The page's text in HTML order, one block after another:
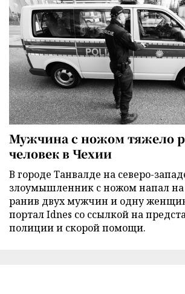
Мужчина с ножом тяжело
человек в Чехии
В городе Танвалде на северо-
злоумышленник с ножом напал
ранив двух мужчин и одну
портал Idnes со ссылкой на
полиции и скорой помощи.